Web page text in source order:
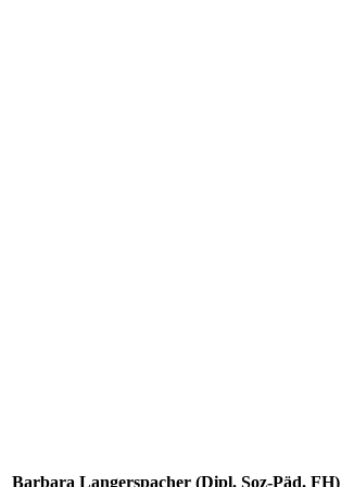
Barbara Langerspacher (Dipl. Soz-Päd. FH)